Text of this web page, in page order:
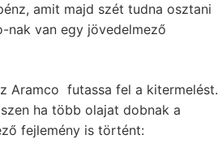
amit majd szét tudna osztani
nak van egy jövedelmező
Aramco futassa fel a kitermelést.
ha több olajat dobnak a
fejlemény is történt: